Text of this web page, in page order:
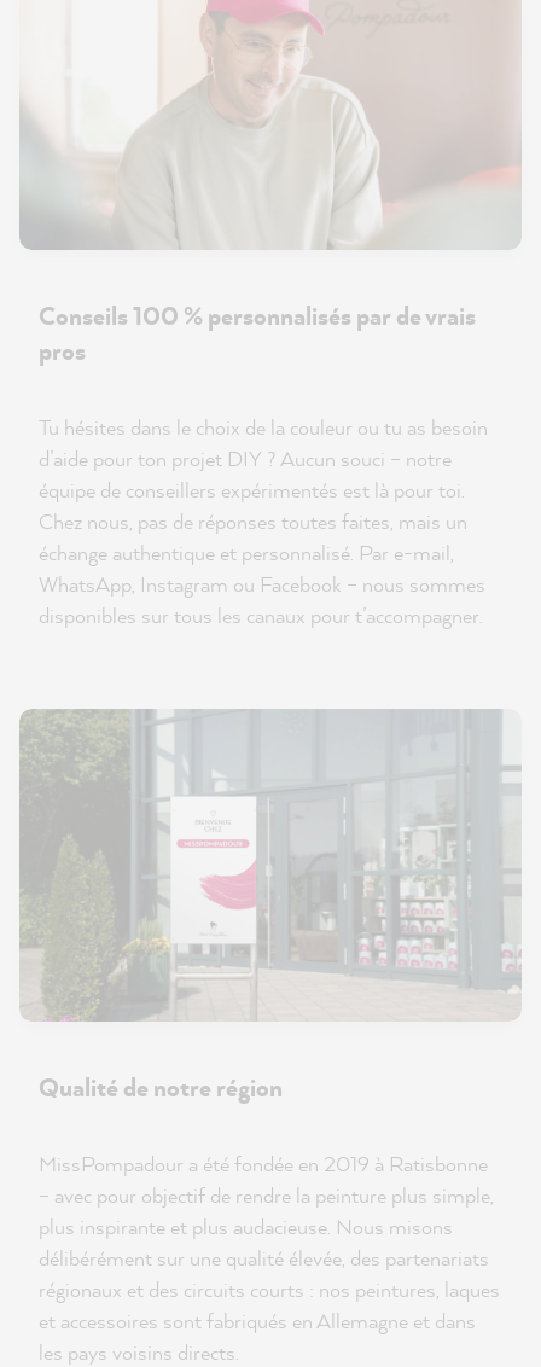
Conseils 100 % personnalisés par de vrais
pros
Tu hésites dans le choix de la couleur ou tu as besoin
d’aide pour ton projet DIY ? Aucun souci – notre
équipe de conseillers expérimentés est là pour toi.
Chez nous, pas de réponses toutes faites, mais un
échange authentique et personnalisé. Par e-mail,
WhatsApp, Instagram ou Facebook – nous sommes
disponibles sur tous les canaux pour t’accompagner.
Qualité de notre région
MissPompadour a été fondée en 2019 à Ratisbonne
– avec pour objectif de rendre la peinture plus simple,
plus inspirante et plus audacieuse. Nous misons
délibérément sur une qualité élevée, des partenariats
régionaux et des circuits courts : nos peintures, laques
et accessoires sont fabriqués en Allemagne et dans
les pays voisins directs.